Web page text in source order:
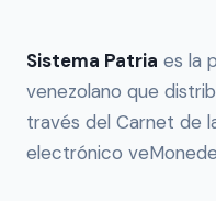
Sistema Patria es la
venezolano que
través del Carnet de
electrónico